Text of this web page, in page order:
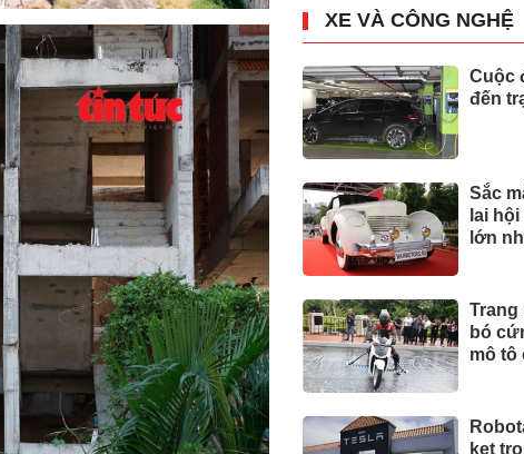
XE VÀ CÔNG NGHỆ
Cuộc
đến
Sắc
lai
lớn
Trang
bó
mô tô
kẹt